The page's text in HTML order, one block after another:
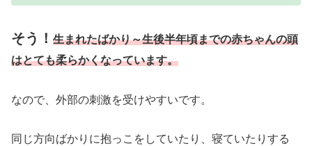
そう！ 生まれたばかり～生後半年頃までの赤ちゃんの頭
はとても柔らかくなっています。
なので、外部の刺激を受けやすいです。
同じ方向ばかりに抱っこをしていたり、寝ていたりする